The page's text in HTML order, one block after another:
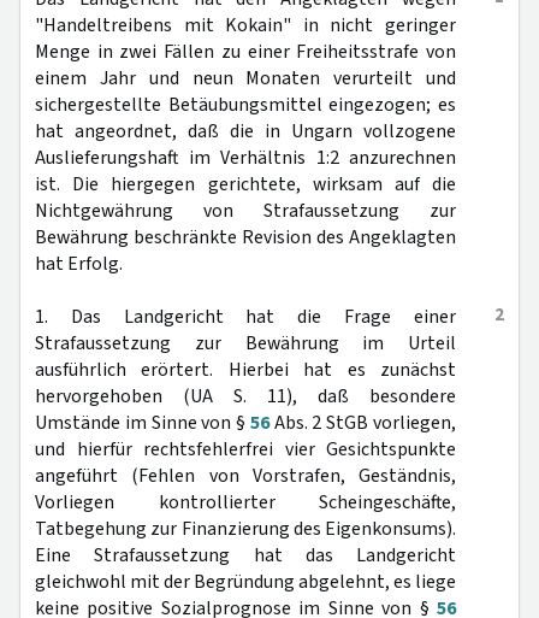
"Handeltreibens mit Kokain" in nicht geringer
Menge in zwei Fällen zu einer Freiheitsstrafe von
einem Jahr und neun Monaten verurteilt und
sichergestellte Betäubungsmittel eingezogen; es
hat angeordnet, daß die in Ungarn vollzogene
Auslieferungshaft im Verhältnis 1:2 anzurechnen
ist. Die hiergegen gerichtete, wirksam auf die
Nichtgewährung von Strafaussetzung zur
Bewährung beschränkte Revision des Angeklagten
hat Erfolg.
2
1. Das Landgericht hat die Frage einer
Strafaussetzung zur Bewährung im Urteil
ausführlich erörtert. Hierbei hat es zunächst
hervorgehoben (UA S. 11), daß besondere
Umstände im Sinne von § 56Abs. 2 StGB vorliegen,
und hierfür rechtsfehlerfrei vier Gesichtspunkte
angeführt (Fehlen von Vorstrafen, Geständnis,
Vorliegen kontrollierter Scheingeschäfte,
Tatbegehung zur Finanzierung des Eigenkonsums).
Eine Strafaussetzung hat das Landgericht
gleichwohl mit der Begründung abgelehnt, es liege
keine positive Sozialprognose im Sinne von § 56